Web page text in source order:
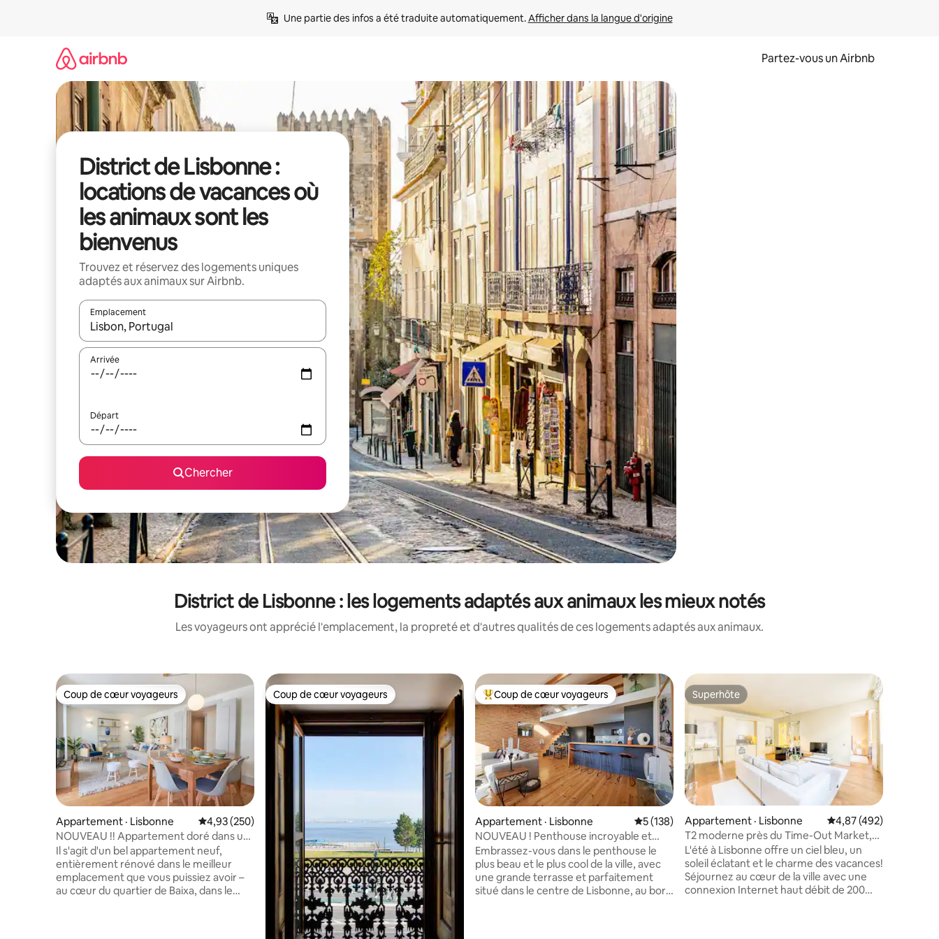
Une partie des infos a été traduite automatiquement. Afficher dans la langue d'origine
Partez-vous un Airbnb
District de Lisbonne :
locations de vacances où
les animaux sont les
bienvenus
Trouvez et réservez des logements uniques
adaptés aux animaux sur Airbnb.
Emplacement
Quand les résultats sont affichés, parcourez-les en utilisant les flèches vers le haut et vers le bas, ou en appuyant dessus et en les faisant glisser.
Arrivée
Départ
Chercher
District de Lisbonne : les logements adaptés aux animaux les mieux notés
Les voyageurs ont apprécié l'emplacement, la propreté et d'autres qualités de ces logements adaptés aux animaux.
Coup de cœur voyageurs
Coup de cœur voyageurs
Appartement · Lisbonne Note moyenne de 4,93 sur 5, 250 commentaires
4,93 (250)
NOUVEAU !! Appartement doré dans un
emplacement privilégié -
2 CHAMBRES_2 WC_AC_ascenseur
Il s'agit d'un bel appartement neuf,
entièrement rénové dans le meilleur
emplacement que vous puissiez avoir –
au cœur du quartier de Baixa, dans le
Coup de cœur voyageurs
Coup de cœur voyageurs Coup de cœur voyageurs parmi les plus aimés
Coup de cœur voyageurs
Appartement · Lisbonne Note moyenne de 5 sur 5, 138 commentaires
5 (138)
NOUVEAU ! Penthouse incroyable et
unique au centre-ville !
Embrassez-vous dans le penthouse le
plus beau et le plus cool de la ville, avec
une grande terrasse et parfaitement
situé dans le centre de Lisbonne, au bord
Superhôte
Superhôte
Appartement · Lisbonne Note moyenne de
4,87 (492)
T2 moderne près du Time-Out Market,
climatisation et histoire
L'été à Lisbonne offre un ciel bleu, un
soleil éclatant et le charme des vacances!
Séjournez au cœur de la ville avec une
connexion Internet haut débit de 200